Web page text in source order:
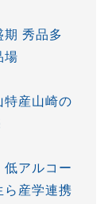
秀品多
場
産山崎の
アルコー
産学連携